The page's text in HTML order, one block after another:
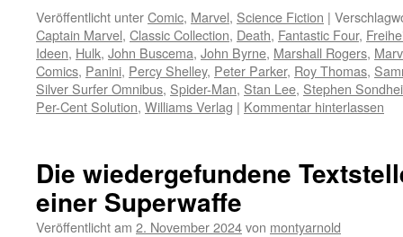
Veröffentlicht unterComic, Marvel, Science Fiction |
Captain Marvel, Classic Collection, Death, Fantastic Four,
Ideen, Hulk, John Buscema, John Byrne, Marshall Rogers,
Comics, Panini, Percy Shelley, Peter Parker, Roy Thomas,
Silver Surfer Omnibus, Spider-Man, Stan Lee, Stephen
Per-Cent Solution, Williams Verlag | Kommentar hinterlassen
Die wiedergefundene
einer Superwaffe
Veröffentlicht am 2. November 2024von montyarnold